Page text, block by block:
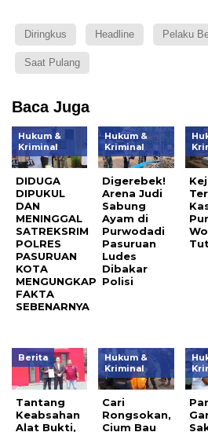
Diringkus Headline Pelaku
Saat Pulang
Baca Juga
Hukum &
Kriminal
DIDUGA
DIPUKUL
DAN
MENINGGAL
SATREKSRIM
POLRES
PASURUAN
KOTA
MENGUNGKAP
FAKTA
SEBENARNYA
Hukum &
Kriminal
Digerebek!
Arena Judi
Sabung
Ayam di
Purwodadi
Pasuruan
Ludes
Dibakar
Polisi
Berita
Tantang
Keabsahan
Alat Bukti,
Hukum &
Kriminal
Cari
Rongsokan,
Cium Bau